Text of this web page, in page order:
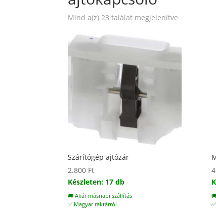
Mind a(z) 23 találat megjelenítve
Szárítógép ajtózár
2.800 Ft
Készleten: 17 db
🚚 Akár másnapi szállítás
✅ Magyar raktárról